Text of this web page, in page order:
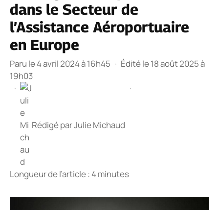
dans le Secteur de
l’Assistance Aéroportuaire
en Europe
Paru le 4 avril 2024 à 16h45 · Édité le 18 août 2025 à
19h03
·
Rédigé parJulie Michaud
·
Longueur de l’article : 4 minutes